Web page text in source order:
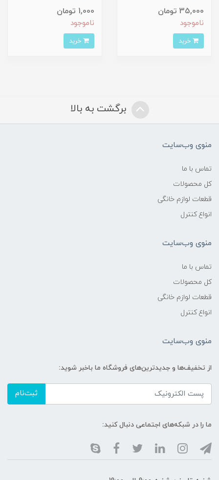
35,000 تومان
ناموجود
1,000 تومان
ناموجود
برگشت به بالا
منوی وب‌سایت
تماس با ما
کل محصولات
قطعات لوازم خانگی
انواع کنترل
منوی وب‌سایت
تماس با ما
کل محصولات
قطعات لوازم خانگی
انواع کنترل
منوی وب‌سایت
از تخفیف‌ها و جدیدترین‌های فروشگاه ما باخبر شوید:
ثبت‌نام
ما را در شبکه‌های اجتماعی دنبال کنید: